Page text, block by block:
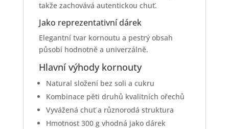
takže zachovává autentickou chuť.
Jako reprezentativní dárek
Elegantní tvar kornoutu a pestrý obsah
působí hodnotně a univerzálně.
Hlavní výhody kornouty
Natural složení bez soli a cukru
Kombinace pěti druhů kvalitních ořechů
Vyvážená chuť a různorodá struktura
Hmotnost 300 g vhodná jako dárek